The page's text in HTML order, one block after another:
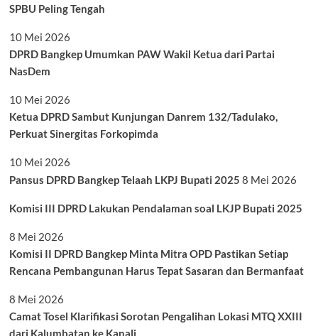
SPBU Peling Tengah
10 Mei 2026
DPRD Bangkep Umumkan PAW Wakil Ketua dari Partai
NasDem
10 Mei 2026
Ketua DPRD Sambut Kunjungan Danrem 132/Tadulako,
Perkuat Sinergitas Forkopimda
10 Mei 2026
Pansus DPRD Bangkep Telaah LKPJ Bupati 2025 8 Mei 2026
Komisi III DPRD Lakukan Pendalaman soal LKJP Bupati 2025
8 Mei 2026
Komisi II DPRD Bangkep Minta Mitra OPD Pastikan Setiap
Rencana Pembangunan Harus Tepat Sasaran dan Bermanfaat
8 Mei 2026
Camat Tosel Klarifikasi Sorotan Pengalihan Lokasi MTQ XXIII